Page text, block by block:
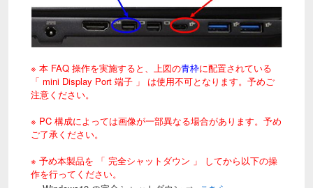
※ 本 FAQ 操作を実施すると、上図の青枠に配置されている
「 mini Display Port 端子 」 は使用不可となります。予めご
注意ください。
※ PC 構成によっては画像が一部異なる場合があります。予め
ご了承ください。
※ 予め本製品を 「 完全シャットダウン 」 してから以下の操
作を行ってください。